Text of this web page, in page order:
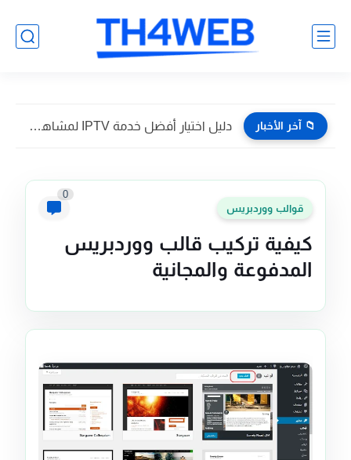
📁 آخر الأخبار دليل اختيار أفضل خدمة IPTV لمشاهدة القنوات بدون تقطيع
قوالب ووردبريس
0
كيفية تركيب قالب ووردبريس
المدفوعة والمجانية